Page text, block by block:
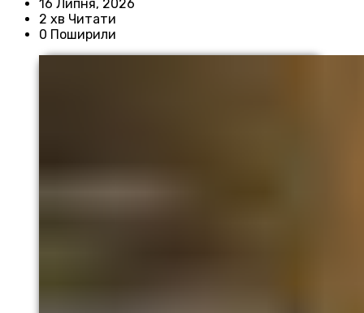
16 Липня, 2026
2 хв Читати
0 Поширили